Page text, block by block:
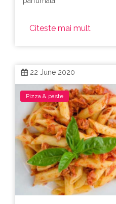
Citeste mai mult
22 June 2020
Pizza & paste